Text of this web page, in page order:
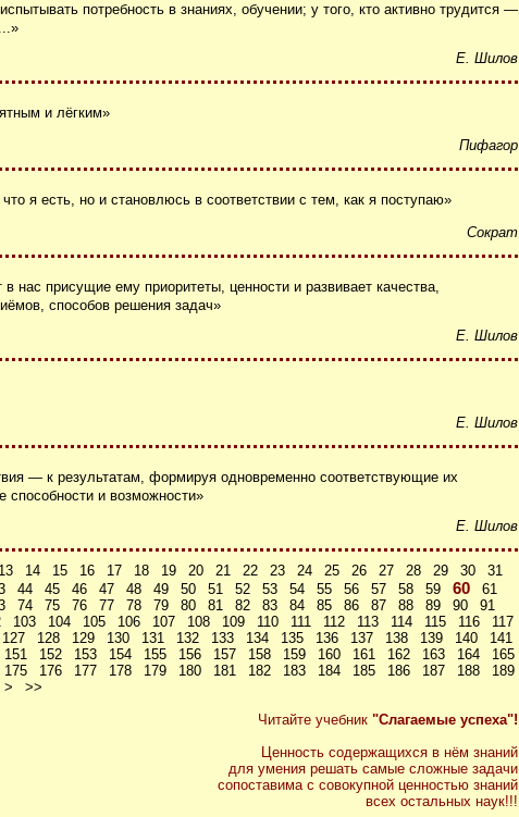
потребность в знаниях, обучении; у того, кто активно трудится ―
Е. Шилов
и лёгким»
Пифагор
я есть, но и становлюсь в соответствии с тем, как я поступаю»
Сократ
нас присущие ему приоритеты, ценности и развивает качества,
способов решения задач»
Е. Шилов
Е. Шилов
― к результатам, формируя одновременно соответствующие их
способности и возможности»
Е. Шилов
13 14 15 16 17 18 19 20 21 22 23 24 25 26 27 28 29 30
31
44 45 46 47 48 49 50 51 52 53 54 55 56 57 58 59 60 61
74 75 76 77 78 79 80 81 82 83 84 85 86 87 88 89 90
91
103 104 105 106 107 108 109 110 111 112 113 114 115 116
117
127 128 129 130 131 132 133 134 135 136 137 138 139 140
141
151 152 153 154 155 156 157 158 159 160 161 162 163 164
165
175 176 177 178 179 180 181 182 183 184 185 186 187 188
189
>
>>
Читайте учебник "Слагаемые успеха"!
Ценность содержащихся в нём знаний
для умения решать самые сложные задачи
сопоставима с совокупной ценностью знаний
всех остальных наук!!!